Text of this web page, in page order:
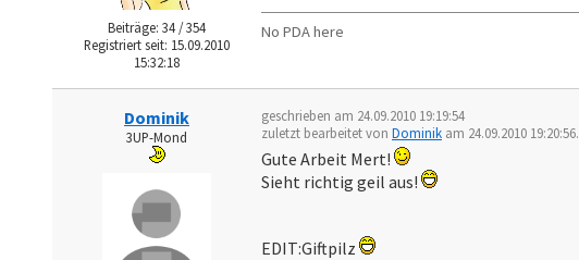
Beiträge: 34 / 354
Registriert seit: 15.09.2010
15:32:18
No PDA here
Dominik
3UP-Mond
geschrieben am 24.09.2010 19:19:54
zuletzt bearbeitet von Dominik am 24.09.2010 19:20:56.
Gute Arbeit Mert!
Sieht richtig geil aus!
EDIT:Giftpilz